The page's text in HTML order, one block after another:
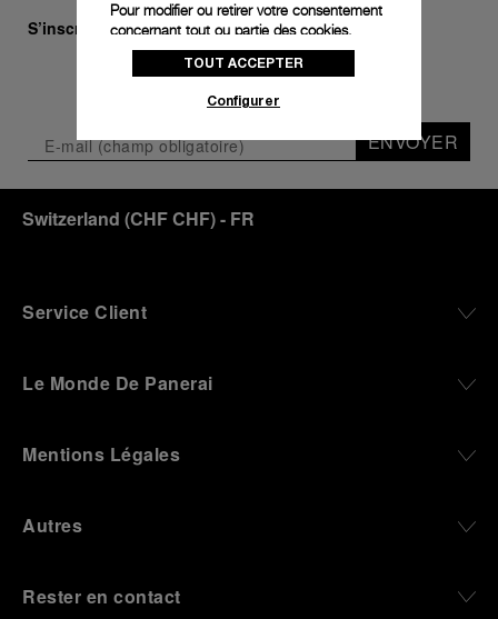
S’inscrire à notre newsletter
ENVOYER
Switzerland (CHF CHF)- FR
Service Client
Le Monde De Panerai
Mentions Légales
Autres
Rester en contact
Pour modifier ou retirer votre consentement
concernant tout ou partie des cookies,
cliquez sur « Configurer » ou consultez notre
politique des cookiespour obtenir plus
donnez votre consentement pour l’utilisation
des cookies susmentionnés
donnez votre consentement uniquement
TOUT ACCEPTER
Configurer